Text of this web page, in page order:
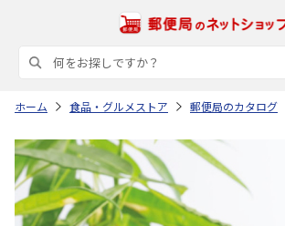
ホーム 食品・グルメストア 郵便局のカタログ